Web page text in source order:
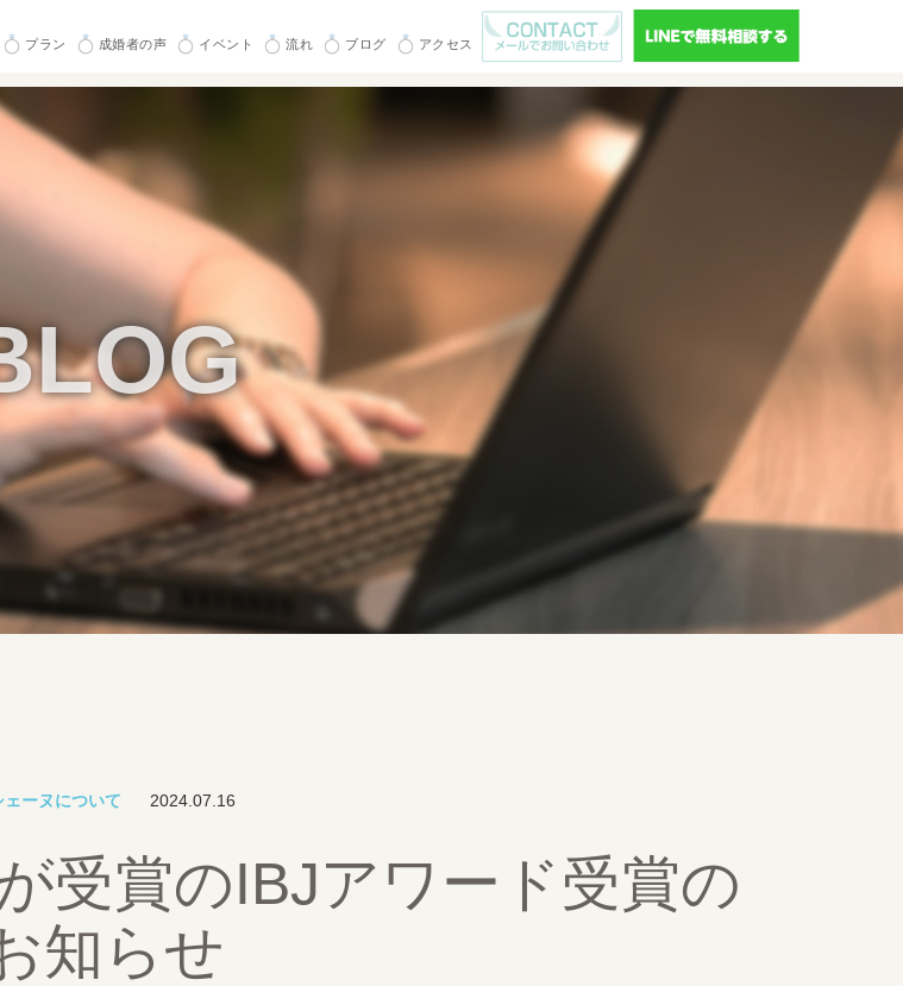
プラン 成婚者の声 イベント 流れ ブログ アクセス
ェーヌについて 2024.07.16
受賞のIBJアワード受賞の
知らせ